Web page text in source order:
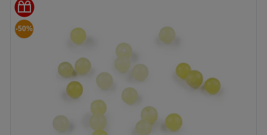
-50%